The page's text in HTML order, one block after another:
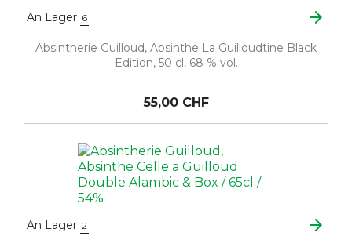
An Lager 6 arrow_forward
Absintherie Guilloud, Absinthe La Guilloudtine Black
Edition, 50 cl, 68 % vol.
55,00 CHF
An Lager 2 arrow_forward